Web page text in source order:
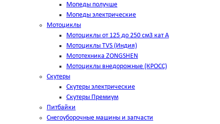
Мопеды получше
Мопеды электрические
Мотоциклы
Мотоциклы от 125 до 250 см3 кат А
Мотоциклы TVS (Индия)
Мототехника ZONGSHEN
Мотоциклы внедорожные (КРОСС)
Скутеры
Скутеры электрические
Скутеры Премиум
Питбайки
Снегоуборочные машины и запчасти